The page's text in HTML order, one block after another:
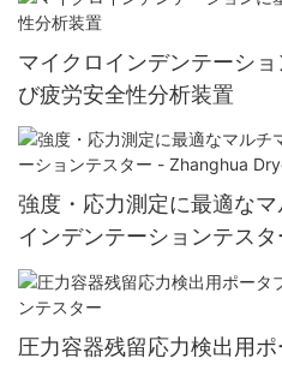
マイクロインデンテーシ
び疲労安全性分析装置
強度・応力測定に最適な
インデンテーションテス
圧力容器残留応力検出用